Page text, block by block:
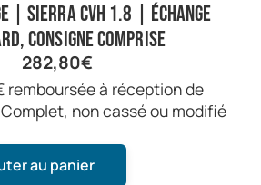
| Sierra CVH 1.8 | Échange
consigne comprise
282,80€
non cassé ou modifié
au panier